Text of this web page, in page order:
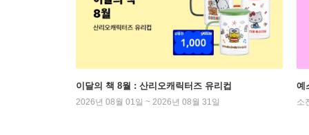
이달의 책 8월 : 산리오캐릭터즈 유리컵
2026년 08월 01일 ~ 2026년 08월 31일
예
소